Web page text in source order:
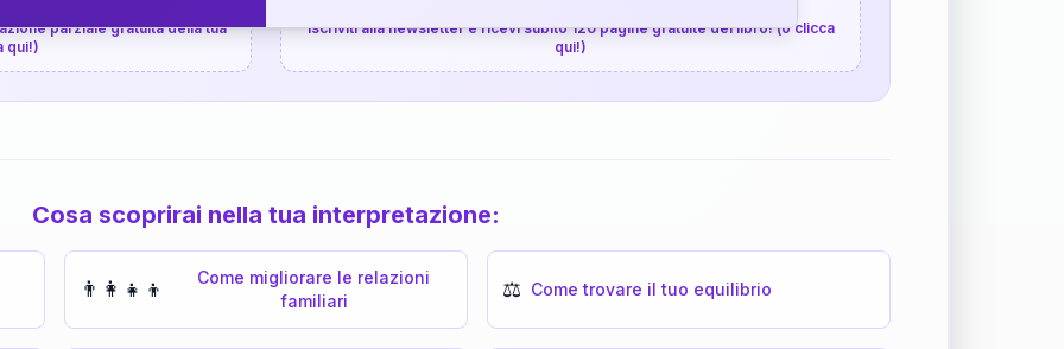
parziale gratuita della tua
qui!)
Iscriviti alla newsletter e ricevi subito 120 pagine gratuite del libro! (o clicca
qui!)
Cosa scoprirai nella tua interpretazione:
👨‍👩‍👧‍👦
Come migliorare le relazioni
familiari
⚖️ Come trovare il tuo equilibrio